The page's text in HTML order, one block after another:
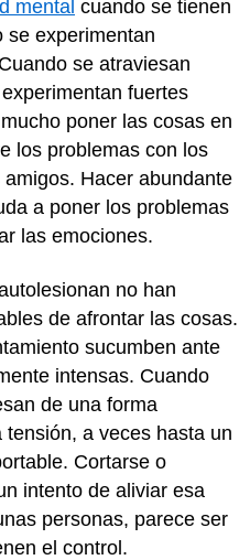
mental cuando se tienen
se experimentan
se atraviesan
fuertes
poner las cosas en
los problemas con los
Hacer abundante
a poner los problemas
las emociones.
no han
de afrontar las cosas.
sucumben ante
intensas. Cuando
de una forma
a veces hasta un
Cortarse o
intento de aliviar esa
personas, parece ser
el control.